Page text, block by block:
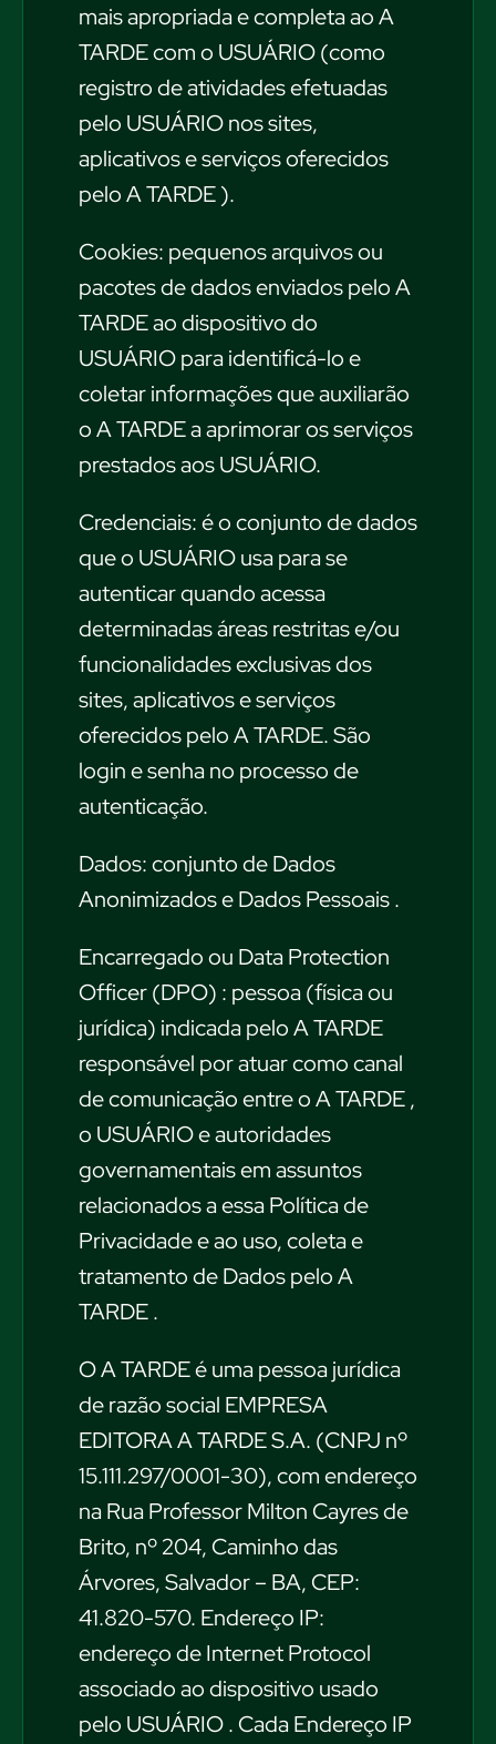
mais apropriada e completa ao A
TARDE com o USUÁRIO (como
registro de atividades efetuadas
pelo USUÁRIO nos sites,
aplicativos e serviços oferecidos
pelo A TARDE ).
Cookies: pequenos arquivos ou
pacotes de dados enviados pelo A
TARDE ao dispositivo do
USUÁRIO para identificá-lo e
coletar informações que auxiliarão
o A TARDE a aprimorar os serviços
prestados aos USUÁRIO.
Credenciais: é o conjunto de dados
que o USUÁRIO usa para se
autenticar quando acessa
determinadas áreas restritas e/ou
funcionalidades exclusivas dos
sites, aplicativos e serviços
oferecidos pelo A TARDE. São
login e senha no processo de
autenticação.
Dados: conjunto de Dados
Anonimizados e Dados Pessoais .
Encarregado ou Data Protection
Officer (DPO) : pessoa (física ou
jurídica) indicada pelo A TARDE
responsável por atuar como canal
de comunicação entre o A TARDE ,
o USUÁRIO e autoridades
governamentais em assuntos
relacionados a essa Política de
Privacidade e ao uso, coleta e
tratamento de Dados pelo A
TARDE .
O A TARDE é uma pessoa jurídica
de razão social EMPRESA
EDITORA A TARDE S.A. (CNPJ nº
15.111.297/0001-30), com endereço
na Rua Professor Milton Cayres de
Brito, nº 204, Caminho das
Árvores, Salvador – BA, CEP:
41.820-570. Endereço IP:
endereço de Internet Protocol
associado ao dispositivo usado
pelo USUÁRIO . Cada Endereço IP